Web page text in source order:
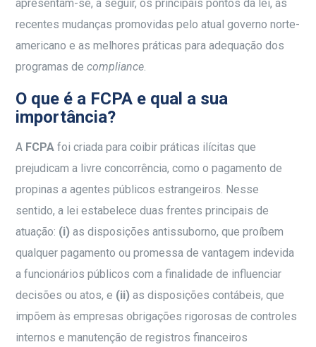
apresentam-se, a seguir, os principais pontos da lei, as
recentes mudanças promovidas pelo atual governo norte-
americano e as melhores práticas para adequação dos
programas decompliance
O que é a FCPA e qual a sua
importância?
A FCPA foi criada para coibir práticas ilícitas que
prejudicam a livre concorrência, como o pagamento de
propinas a agentes públicos estrangeiros. Nesse
sentido, a lei estabelece duas frentes principais de
atuação: (i) as disposições antissuborno, que proíbem
qualquer pagamento ou promessa de vantagem indevida
a funcionários públicos com a finalidade de influenciar
decisões ou atos, e (ii) as disposições contábeis, que
impõem às empresas obrigações rigorosas de controles
internos e manutenção de registros financeiros